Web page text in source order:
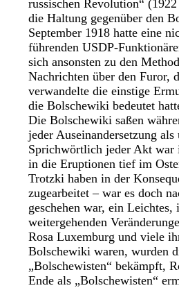
russischen Revolution“
die Haltung gegenüber den
September 1918 hatte eine
führenden USDP-
sich ansonsten zu den
Nachrichten über den Furor,
verwandelte die einstige
die Bolschewiki bedeutet
Die Bolschewiki saßen
jeder Auseinandersetzung
Sprichwörtlich jeder Akt war
in die Eruptionen tief im
Trotzki haben in der
zugearbeitet – war es doch
geschehen war, ein
weitergehenden
Rosa Luxemburg und viele
Bolschewiki waren, wurden
„Bolschewisten“ bekämpft,
Ende als „Bolschewisten“